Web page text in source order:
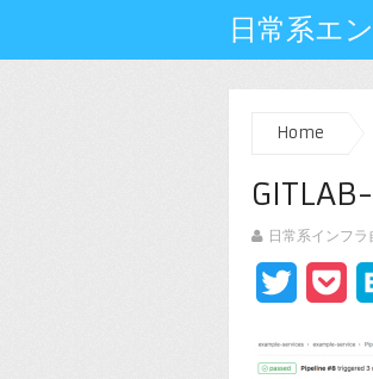
日常系エ
Home
日常系インフ
Twitter